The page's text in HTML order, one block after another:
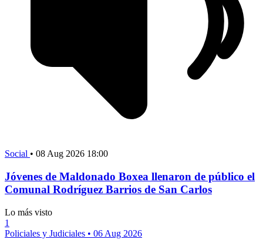
Social • 08 Aug 2026 18:00
Jóvenes de Maldonado Boxea llenaron de público el
Comunal Rodríguez Barrios de San Carlos
Lo más visto
1
Policiales y Judiciales • 06 Aug 2026